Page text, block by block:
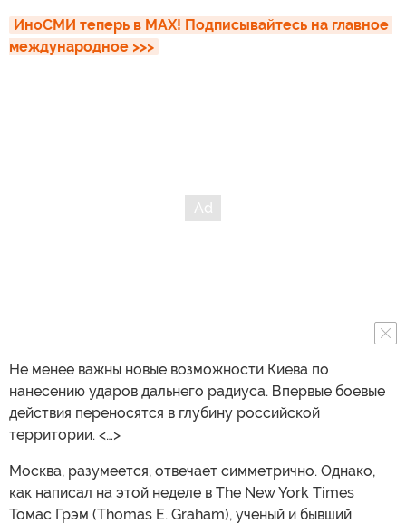
ИноСМИ теперь в MAX! Подписывайтесь на главное
международное >>>
Не менее важны новые возможности Киева по
нанесению ударов дальнего радиуса. Впервые боевые
действия переносятся в глубину российской
территории. <…>
Москва, разумеется, отвечает симметрично. Однако,
как написал на этой неделе в The New York Times
Томас Грэм (Thomas E. Graham), ученый и бывший